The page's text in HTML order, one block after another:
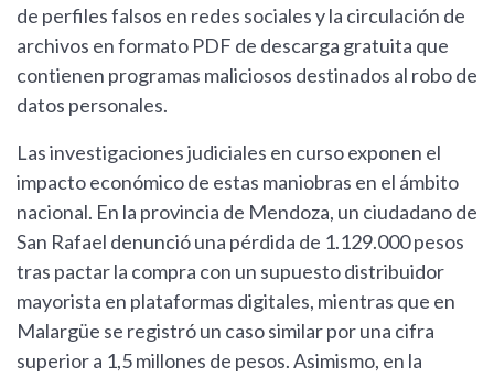
de perfiles falsos en redes sociales y la circulación de
archivos en formato PDF de descarga gratuita que
contienen programas maliciosos destinados al robo de
datos personales.
Las investigaciones judiciales en curso exponen el
impacto económico de estas maniobras en el ámbito
nacional. En la provincia de Mendoza, un ciudadano de
San Rafael denunció una pérdida de 1.129.000 pesos
tras pactar la compra con un supuesto distribuidor
mayorista en plataformas digitales, mientras que en
Malargüe se registró un caso similar por una cifra
superior a 1,5 millones de pesos. Asimismo, en la